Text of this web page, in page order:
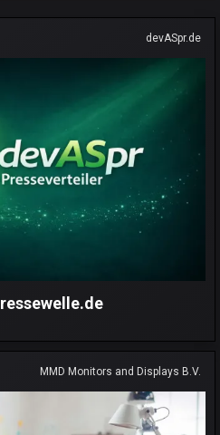
devASpr.de
MMD Monitors and Displays B.V.